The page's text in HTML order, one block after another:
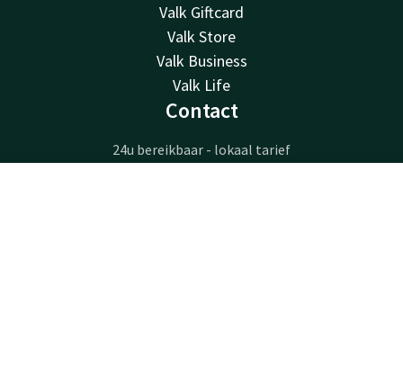
Valk Giftcard
Valk Store
Valk Business
Valk Life
Contact
24u bereikbaar - lokaal tarief